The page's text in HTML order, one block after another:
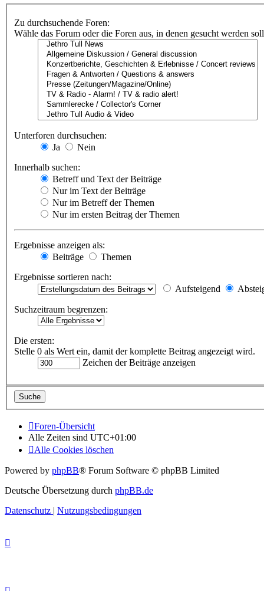
Zu durchsuchende Foren:
Wähle das Forum oder die Foren aus, in denen gesucht werden
Unterforen durchsuchen:
Ja
Nein
Innerhalb suchen:
Betreff und Text der Beiträge
Nur im Text der Beiträge
Nur im Betreff der Themen
Nur im ersten Beitrag der Themen
Ergebnisse anzeigen als:
Beiträge
Themen
Ergebnisse sortieren nach:
Aufsteigend
Suchzeitraum begrenzen:
Die ersten:
Stelle 0 als Wert ein, damit der komplette Beitrag angezeigt wird.
Zeichen der Beiträge anzeigen
Foren-Übersicht
Alle Zeiten sind UTC+01:00
Alle Cookies löschen
Powered by phpBB® Forum Software © phpBB Limited
Deutsche Übersetzung durch phpBB.de
Datenschutz | Nutzungsbedingungen